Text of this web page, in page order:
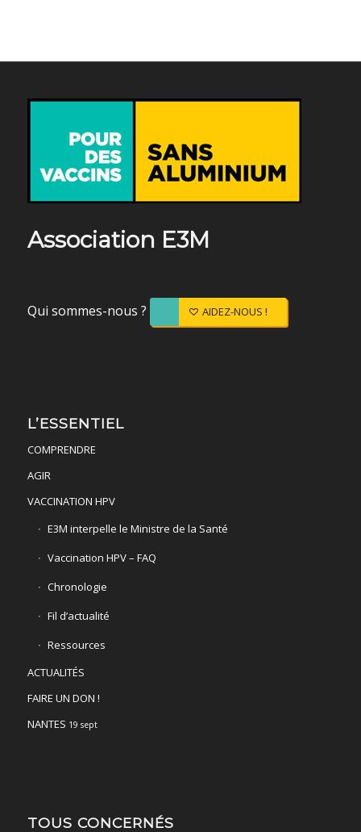
Association E3M
Qui sommes-nous ? AIDEZ-NOUS !
L’ESSENTIEL
COMPRENDRE
AGIR
VACCINATION HPV
E3M interpelle le Ministre de la Santé
Vaccination HPV – FAQ
Chronologie
Fil d’actualité
Ressources
ACTUALITÉS
FAIRE UN DON !
NANTES 19 sept
TOUS CONCERNÉS